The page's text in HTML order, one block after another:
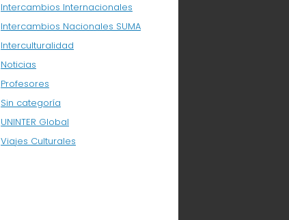
Intercambios Internacionales
Intercambios Nacionales SUMA
Interculturalidad
Noticias
Profesores
Sin categoría
UNINTER Global
Viajes Culturales